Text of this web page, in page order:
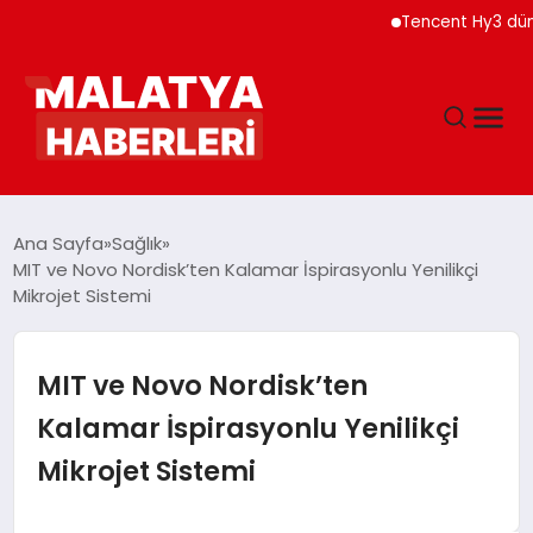
Tencent Hy3
GÜNDEM
DÜNYA
EĞITIM
Ana Sayfa Sağlık
MIT ve Novo Nordisk’ten Kalamar İspirasyonlu Yenilikçi
Mikrojet Sistemi
MIT ve Novo Nordisk’ten
Kalamar İspirasyonlu Yenilikçi
Mikrojet Sistemi